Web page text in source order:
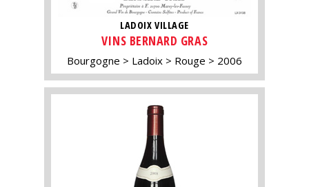
LADOIX VILLAGE
VINS BERNARD GRAS
Bourgogne Ladoix Rouge 2006